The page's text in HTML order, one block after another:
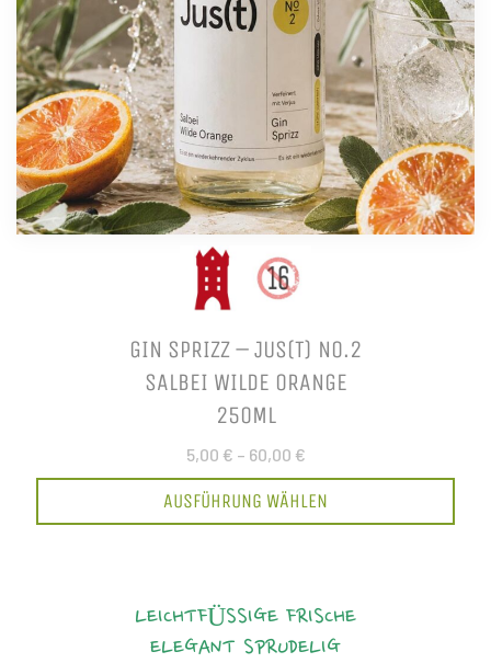
GIN SPRIZZ – JUS(T) NO.2
SALBEI WILDE ORANGE
250ML
5,00 € – 60,00 €
AUSFÜHRUNG WÄHLEN
LEICHTFÜSSIGE FRISCHE
ELEGANT SPRUDELIG